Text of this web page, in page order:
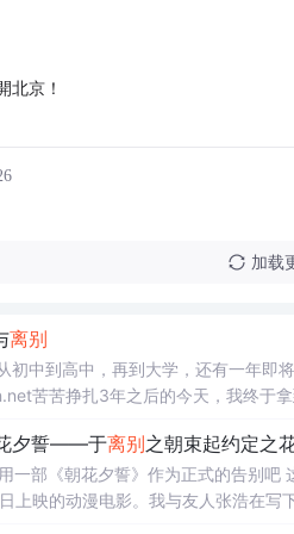
北京！
加载
离别
初中到高中，再到大学，还有一年即
苦苦挣扎3年之后的今天，我终于
夕誓——于离别之朝束起约定之花
一部《朝花夕誓》作为正式的告别
上映的动漫电影。我与友人张浩在